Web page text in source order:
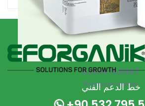
Astra HUMAT
Potasyum Humat
خط الدعم الفني